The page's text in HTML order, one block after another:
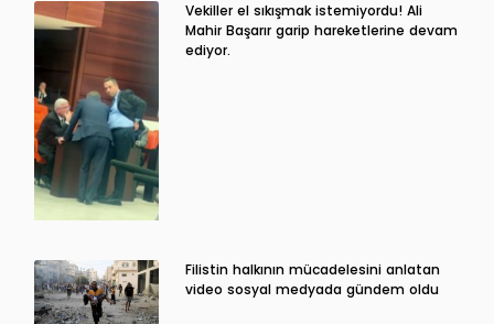
Vekiller el sıkışmak istemiyordu! Ali
Mahir Başarır garip hareketlerine devam
ediyor.
Filistin halkının mücadelesini anlatan
video sosyal medyada gündem oldu